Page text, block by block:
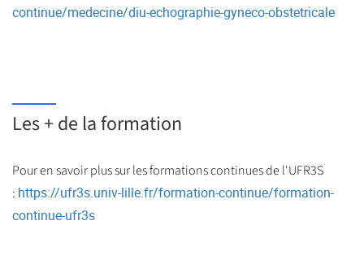
continue/medecine/diu-echographie-gyneco-obstetricale
Les + de la formation
Pour en savoir plus sur les formations continues de l'UFR3S
: https://ufr3s.univ-lille.fr/formation-continue/formation-
continue-ufr3s